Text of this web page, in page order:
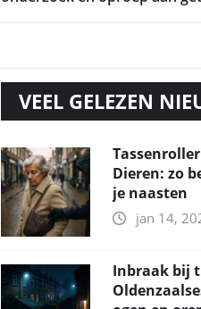
VEEL GELEZEN
Dieren: zo
je naasten
jan 14,
Inbraak bij